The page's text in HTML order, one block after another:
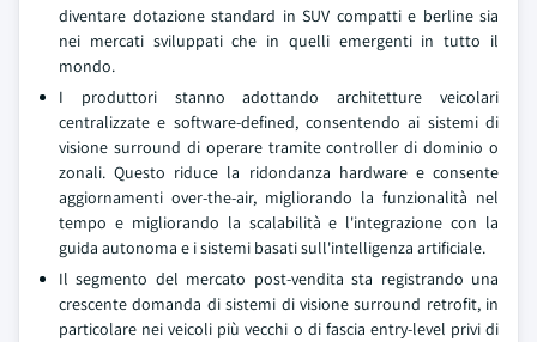
diventare dotazione standard in SUV compatti e berline sia
nei mercati sviluppati che in quelli emergenti in tutto il
mondo.
I produttori stanno adottando architetture veicolari
centralizzate e software-defined, consentendo ai sistemi di
visione surround di operare tramite controller di dominio o
zonali. Questo riduce la ridondanza hardware e consente
aggiornamenti over-the-air, migliorando la funzionalità nel
tempo e migliorando la scalabilità e l'integrazione con la
guida autonoma e i sistemi basati sull'intelligenza artificiale.
Il segmento del mercato post-vendita sta registrando una
crescente domanda di sistemi di visione surround retrofit, in
particolare nei veicoli più vecchi o di fascia entry-level privi di